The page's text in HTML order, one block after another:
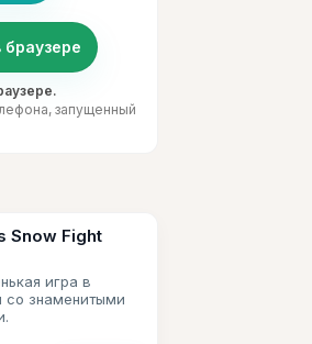
запущенный
Snow Fight
игра в
со знаменитыми